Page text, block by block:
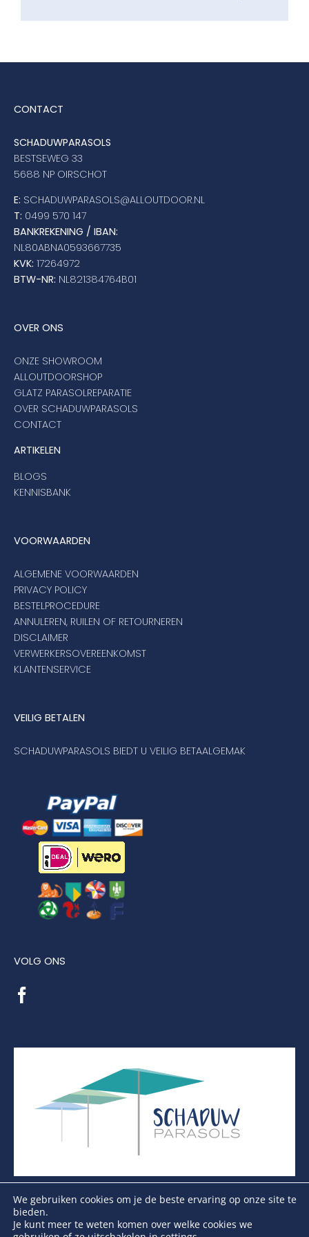
CONTACT
SCHADUWPARASOLS
BESTSEWEG 33
5688 NP OIRSCHOT
E: SCHADUWPARASOLS@ALLOUTDOOR.NL
T: 0499 570 147
BANKREKENING / IBAN:
NL80ABNA0593667735
KVK: 17264972
BTW-NR: NL821384764B01
OVER ONS
ONZE SHOWROOM
ALLOUTDOORSHOP
GLATZ PARASOLREPARATIE
OVER SCHADUWPARASOLS
CONTACT
ARTIKELEN
BLOGS
KENNISBANK
VOORWAARDEN
ALGEMENE VOORWAARDEN
PRIVACY POLICY
BESTELPROCEDURE
ANNULEREN, RUILEN OF RETOURNEREN
DISCLAIMER
VERWERKERSOVEREENKOMST
KLANTENSERVICE
VEILIG BETALEN
SCHADUWPARASOLS BIEDT U VEILIG BETAALGEMAK
VOLG ONS
We gebruiken cookies om je de beste ervaring op onze site te
bieden.
Je kunt meer te weten komen over welke cookies we